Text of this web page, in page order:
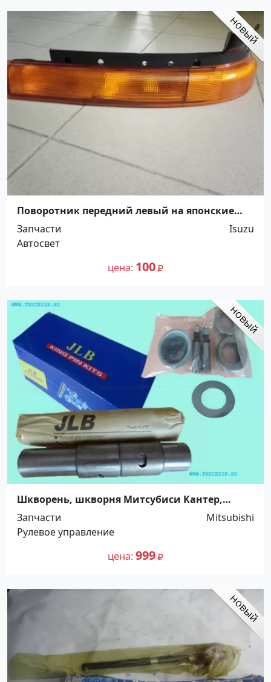
Поворотник передний левый на японские
грузовики Краснодар
Запчасти
Isuzu
Автосвет
цена 100
Шкворень, шкворня Митсубиси Кантер,
ф28.0*180.0. 5264720 Краснодар
Запчасти
Mitsubishi
Рулевое управление
цена 999